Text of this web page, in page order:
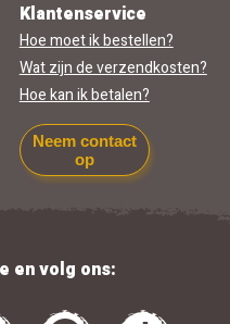
Klantenservice
Hoe moet ik bestellen?
Wat zijn de verzendkosten?
Hoe kan ik betalen?
Neem contact
op
en volg ons: